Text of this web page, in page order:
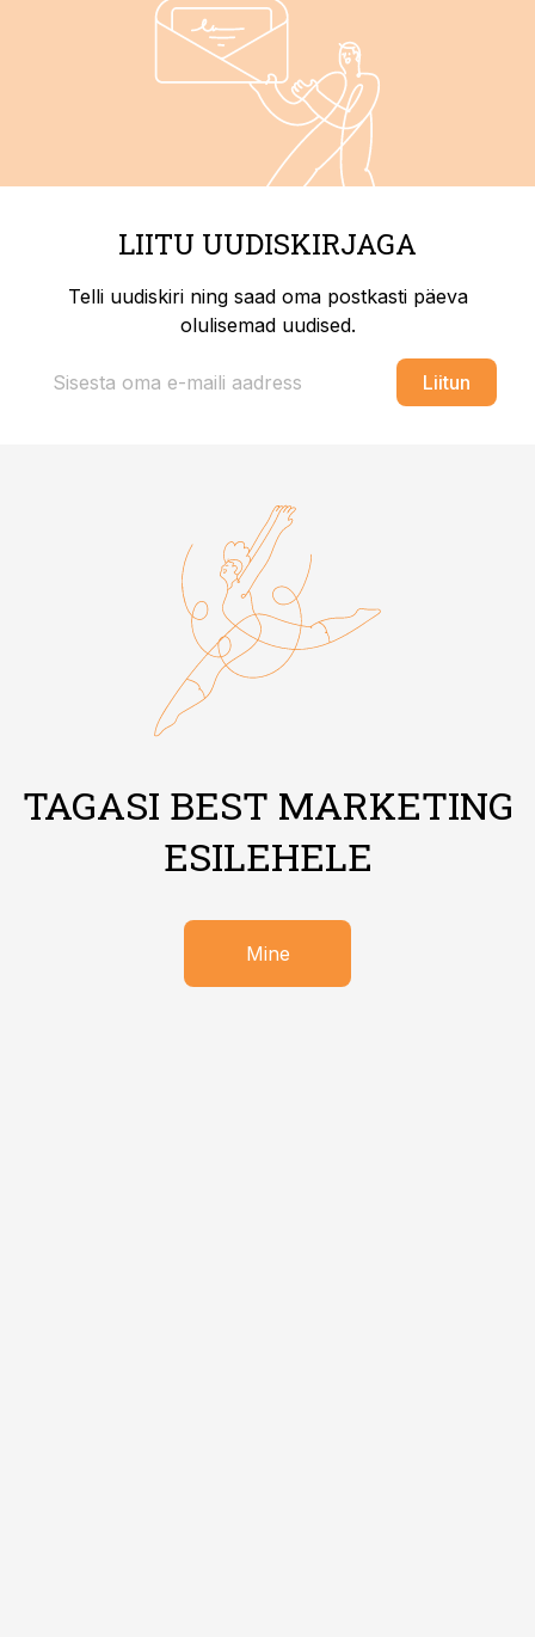
LIITU UUDISKIRJAGA
Telli uudiskiri ning saad oma postkasti päeva
olulisemad uudised.
Liitun
TAGASI BEST MARKETING
ESILEHELE
Mine